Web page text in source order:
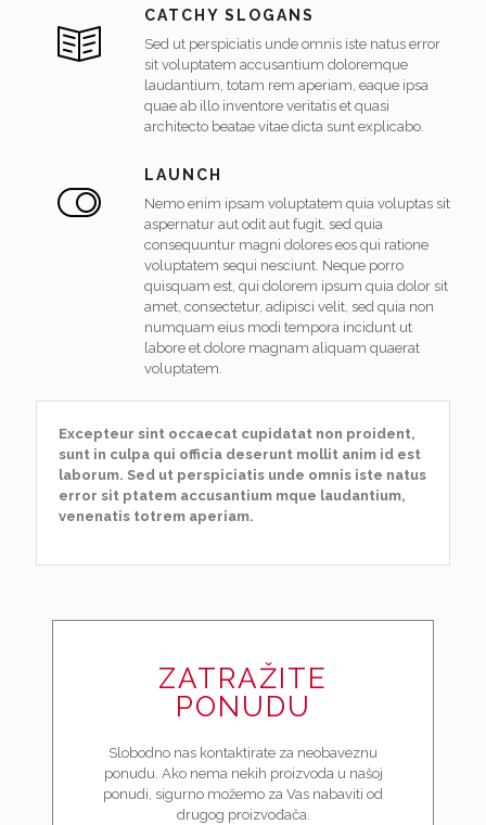
CATCHY SLOGANS
Sed ut perspiciatis unde omnis iste natus error
sit voluptatem accusantium doloremque
laudantium, totam rem aperiam, eaque ipsa
quae ab illo inventore veritatis et quasi
architecto beatae vitae dicta sunt explicabo.
LAUNCH
Nemo enim ipsam voluptatem quia voluptas sit
aspernatur aut odit aut fugit, sed quia
consequuntur magni dolores eos qui ratione
voluptatem sequi nesciunt. Neque porro
quisquam est, qui dolorem ipsum quia dolor sit
amet, consectetur, adipisci velit, sed quia non
numquam eius modi tempora incidunt ut
labore et dolore magnam aliquam quaerat
voluptatem.
Excepteur sint occaecat cupidatat non proident,
sunt in culpa qui officia deserunt mollit anim id est
laborum. Sed ut perspiciatis unde omnis iste natus
error sit ptatem accusantium mque laudantium,
venenatis totrem aperiam.
ZATRAŽITE
PONUDU
Slobodno nas kontaktirate za neobaveznu
ponudu. Ako nema nekih proizvoda u našoj
ponudi, sigurno možemo za Vas nabaviti od
drugog proizvođača.